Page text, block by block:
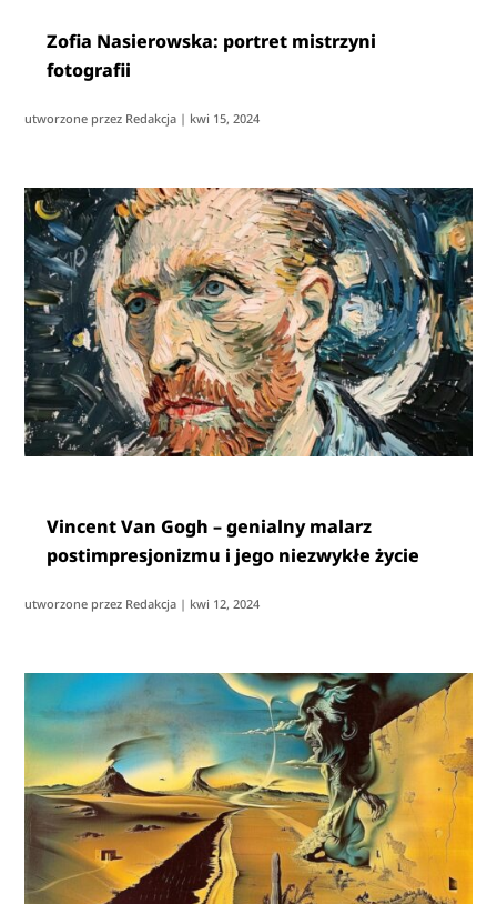
Zofia Nasierowska: portret mistrzyni
fotografii
utworzone przez Redakcja | kwi 15, 2024
Vincent Van Gogh – genialny malarz
postimpresjonizmu i jego niezwykłe życie
utworzone przez Redakcja | kwi 12, 2024